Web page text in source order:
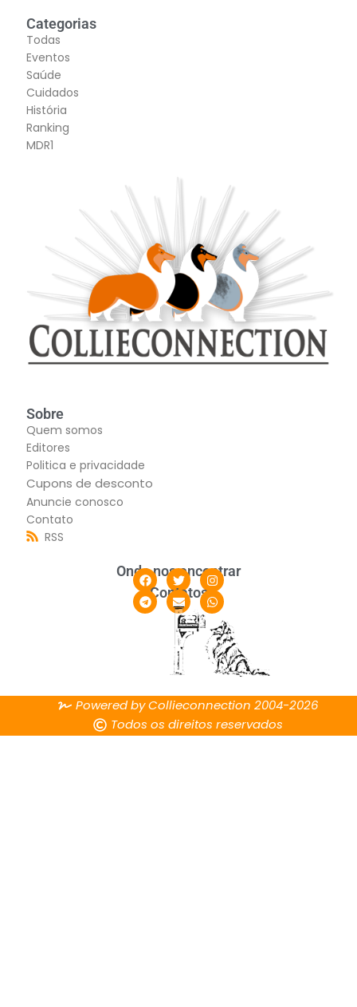
Categorias
Todas
Eventos
Saúde
Cuidados
História
Ranking
MDR1
Sobre
Quem somos
Editores
Politica e privacidade
Cupons de desconto
Anuncie conosco
Contato
RSS
Onde nos encontrar
Contatos
Powered by Collieconnection 2004-2026
Todos os direitos reservados